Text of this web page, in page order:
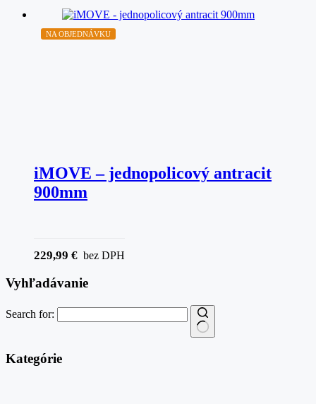
NA OBJEDNÁVKU
iMOVE – jednopolicový antracit
900mm
229,99 € bez DPH
Vyhľadávanie
Search for:
Kategórie